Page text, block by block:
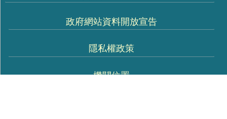
政府網站資料開放宣告
隱私權政策
機關位置